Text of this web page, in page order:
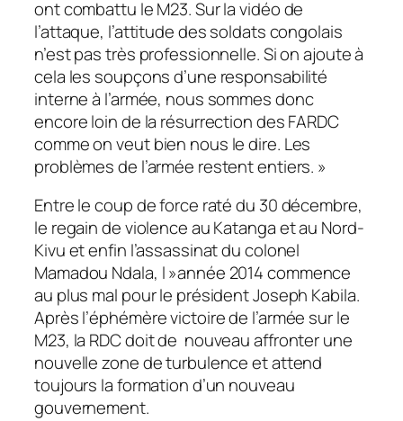
ont combattu le M23. Sur la vidéo de
l’attaque, l’attitude des soldats congolais
n’est pas très professionnelle. Si on ajoute à
cela les soupçons d’une responsabilité
interne à l’armée, nous sommes donc
encore loin de la résurrection des FARDC
comme on veut bien nous le dire. Les
problèmes de l’armée restent entiers. »
Entre le coup de force raté du 30 décembre,
le regain de violence au Katanga et au Nord-
Kivu et enfin l’assassinat du colonel
Mamadou Ndala, l »année 2014 commence
au plus mal pour le président Joseph Kabila.
Après l’éphémère victoire de l’armée sur le
M23, la RDC doit de nouveau affronter une
nouvelle zone de turbulence et attend
toujours la formation d’un nouveau
gouvernement.